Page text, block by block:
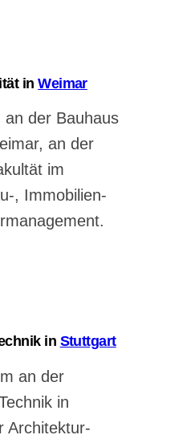
inWeimar
der Bauhaus
an der
im
, Immobilien-
in Stuttgart
an der
in
Architektur-